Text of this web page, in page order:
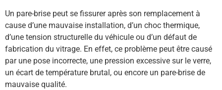
Un pare-brise peut se fissurer après son remplacement à
cause d’une mauvaise installation, d’un choc thermique,
d’une tension structurelle du véhicule ou d’un défaut de
fabrication du vitrage. En effet, ce problème peut être causé
par une pose incorrecte, une pression excessive sur le verre,
un écart de température brutal, ou encore un pare-brise de
mauvaise qualité.